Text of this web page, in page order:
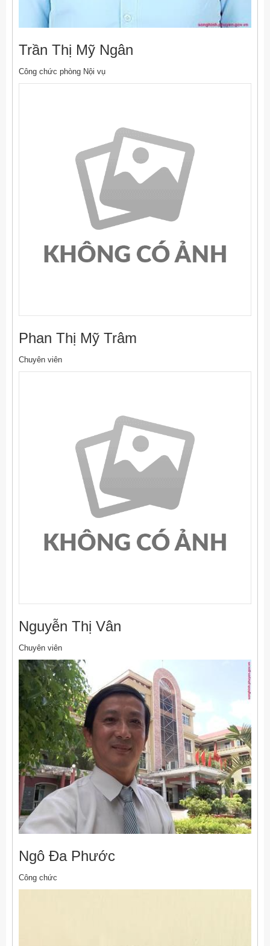
Trần Thị Mỹ Ngân
Công chức phòng Nội vụ
Phan Thị Mỹ Trâm
Chuyên viên
Nguyễn Thị Vân
Chuyên viên
Ngô Đa Phước
Công chức